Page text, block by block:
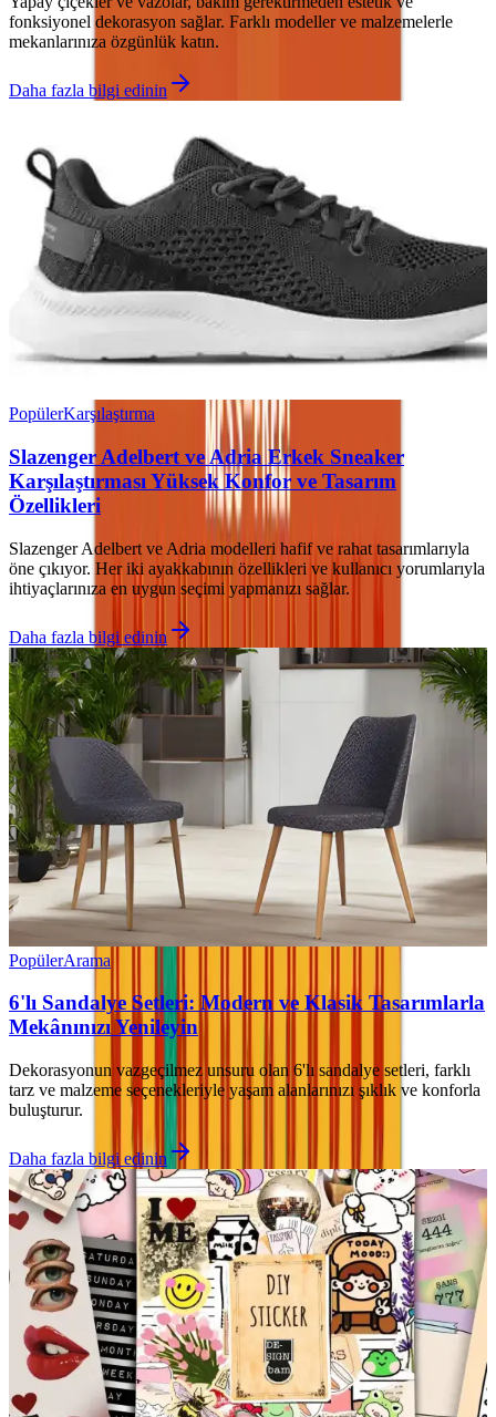
fonksiyonel dekorasyon sağlar. Farklı modeller ve malzemelerle
mekanlarınıza özgünlük katın.
Daha fazla bilgi edinin
PopülerKarşılaştırma
Slazenger Adelbert ve Adria Erkek Sneaker
Karşılaştırması Yüksek Konfor ve Tasarım
Özellikleri
Slazenger Adelbert ve Adria modelleri hafif ve rahat tasarımlarıyla
öne çıkıyor. Her iki ayakkabının özellikleri ve kullanıcı yorumlarıyla
ihtiyaçlarınıza en uygun seçimi yapmanızı sağlar.
Daha fazla bilgi edinin
PopülerArama
6'lı Sandalye Setleri: Modern ve Klasik Tasarımlarla
Mekânınızı Yenileyin
Dekorasyonun vazgeçilmez unsuru olan 6'lı sandalye setleri, farklı
tarz ve malzeme seçenekleriyle yaşam alanlarınızı şıklık ve konforla
buluşturur.
Daha fazla bilgi edinin